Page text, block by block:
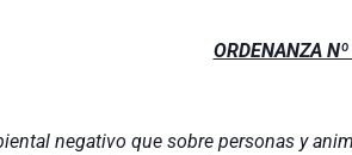
ORDENANZA
negativo que sobre personas y